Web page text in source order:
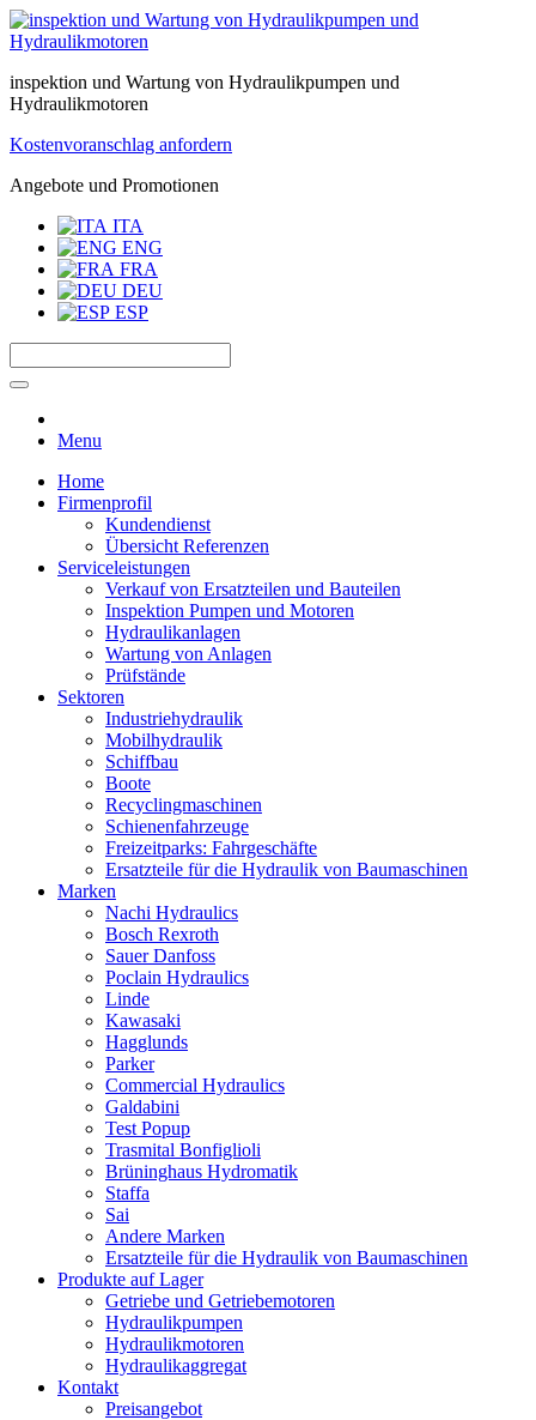
inspektion und Wartung von Hydraulikpumpen und
Hydraulikmotoren
Kostenvoranschlag anfordern
Angebote und Promotionen
ITA
ENG
FRA
DEU
ESP
Menu
Home
Firmenprofil
Kundendienst
Übersicht Referenzen
Serviceleistungen
Verkauf von Ersatzteilen und Bauteilen
Inspektion Pumpen und Motoren
Hydraulikanlagen
Wartung von Anlagen
Prüfstände
Sektoren
Industriehydraulik
Mobilhydraulik
Schiffbau
Boote
Recyclingmaschinen
Schienenfahrzeuge
Freizeitparks: Fahrgeschäfte
Ersatzteile für die Hydraulik von Baumaschinen
Marken
Nachi Hydraulics
Bosch Rexroth
Sauer Danfoss
Poclain Hydraulics
Linde
Kawasaki
Hagglunds
Parker
Commercial Hydraulics
Galdabini
Test Popup
Trasmital Bonfiglioli
Brüninghaus Hydromatik
Staffa
Sai
Andere Marken
Ersatzteile für die Hydraulik von Baumaschinen
Produkte auf Lager
Getriebe und Getriebemotoren
Hydraulikpumpen
Hydraulikmotoren
Hydraulikaggregat
Kontakt
Preisangebot